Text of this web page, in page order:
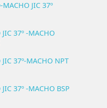
MACHO JIC 37º
37º -MACHO
37º-MACHO NPT
37º -MACHO BSP